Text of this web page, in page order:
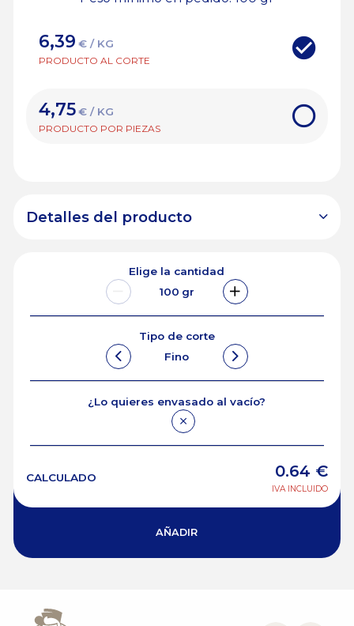
6,39 € / KG
PRODUCTO AL CORTE
4,75 € / KG
PRODUCTO POR PIEZAS
Detalles del producto
Elige la cantidad
100 gr
Tipo de corte
Fino
¿Lo quieres envasado al vacío?
CALCULADO 0.64 €
IVA INCLUIDO
AÑADIR